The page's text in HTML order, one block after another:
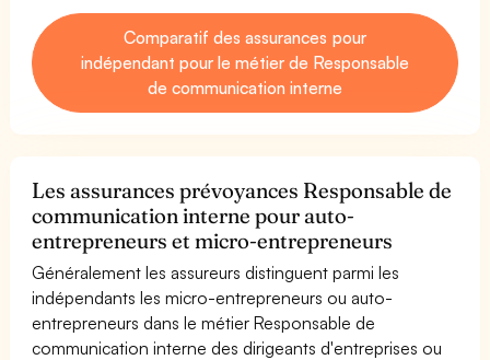
Comparatif des assurances pour
indépendant pour le métier de Responsable
de communication interne
Les assurances prévoyances Responsable de
communication interne pour auto-
entrepreneurs et micro-entrepreneurs
Généralement les assureurs distinguent parmi les
indépendants les micro-entrepreneurs ou auto-
entrepreneurs dans le métier Responsable de
communication interne des dirigeants d'entreprises ou